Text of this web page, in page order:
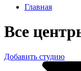
Главная
Все
Добавить студию